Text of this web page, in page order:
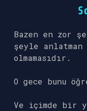
Bazen en zor
şeyle
olmamasıdır.
O gece bunu
Ve içimde bir